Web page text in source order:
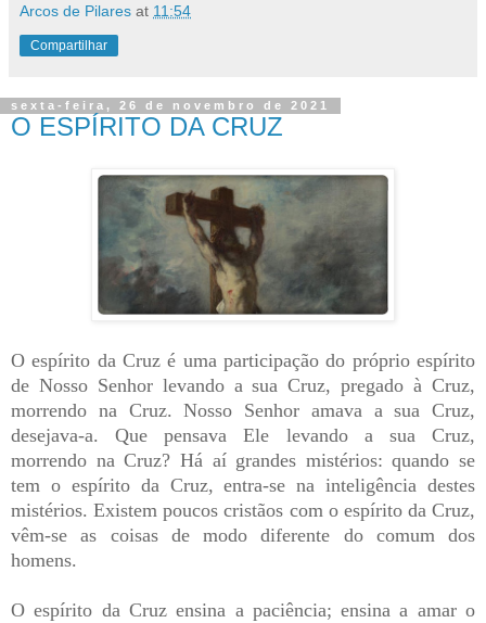
Arcos de Pilares at 11:54
Compartilhar
sexta-feira, 26 de novembro de 2021
O ESPÍRITO DA CRUZ
O espírito da Cruz é uma participação do próprio espírito
de Nosso Senhor levando a sua Cruz, pregado à Cruz,
morrendo na Cruz. Nosso Senhor amava a sua Cruz,
desejava-a. Que pensava Ele levando a sua Cruz,
morrendo na Cruz? Há aí grandes mistérios: quando se
tem o espírito da Cruz, entra-se na inteligência destes
mistérios. Existem poucos cristãos com o espírito da Cruz,
vêm-se as coisas de modo diferente do comum dos
homens.
O espírito da Cruz ensina a paciência; ensina a amar o